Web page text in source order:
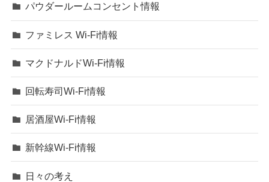
パウダールームコンセント情報
ファミレス Wi-Fi情報
マクドナルドWi-Fi情報
回転寿司Wi-Fi情報
居酒屋Wi-Fi情報
新幹線Wi-Fi情報
日々の考え